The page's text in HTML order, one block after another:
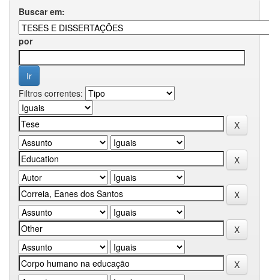
Buscar em:
por
Filtros correntes: